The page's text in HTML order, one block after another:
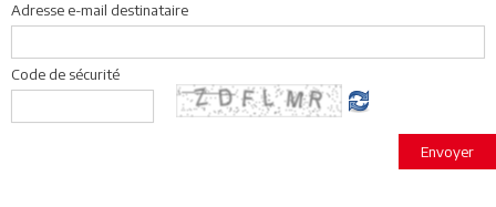
Adresse e-mail destinataire
Code de sécurité
Envoyer